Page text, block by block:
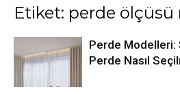
Etiket: perde ölçüsü
Perde Modelleri:
Perde Nasıl